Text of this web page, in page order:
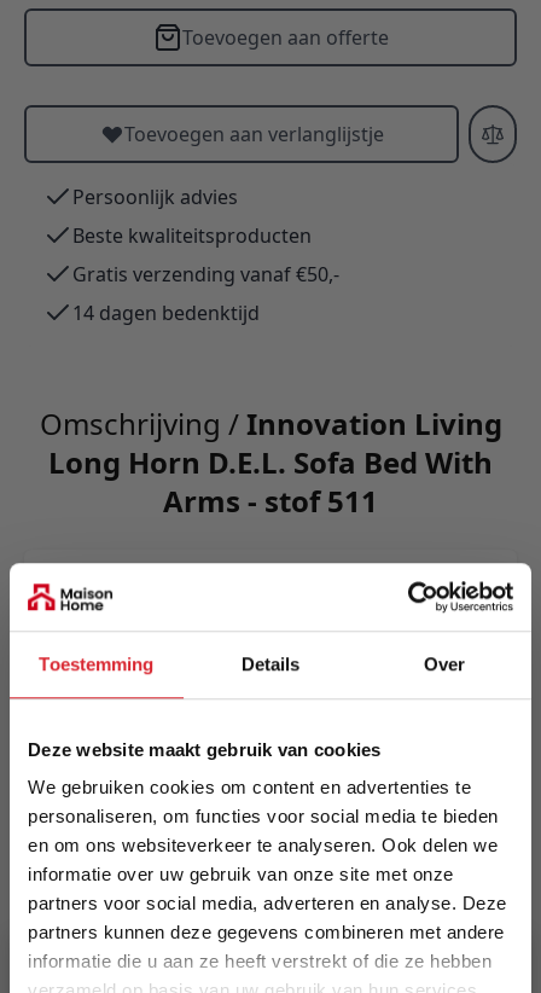
Toestemming Details Over
Deze website maakt gebruik van cookies
We gebruiken cookies om content en advertenties te
personaliseren, om functies voor social media te bieden
en om ons websiteverkeer te analyseren. Ook delen we
informatie over uw gebruik van onze site met onze
partners voor social media, adverteren en analyse. Deze
partners kunnen deze gegevens combineren met andere
informatie die u aan ze heeft verstrekt of die ze hebben
Toevoegen aan offerte
Toevoegen aan verlanglijstje
Persoonlijk advies
Beste kwaliteitsproducten
Gratis verzending vanaf €50,-
14 dagen bedenktijd
Omschrijving /Innovation Living
Long Horn D.E.L. Sofa Bed With
Arms - stof 511
Comfort, sculptural and spacious. Long Horn is
an imposing design developed for lounging and
sleeping alike. The durable design has wheels
integrated into the base frame lending itself to
easy mobility.
Meer informatie
Merk
Innovation Living
EAN
5700110946490